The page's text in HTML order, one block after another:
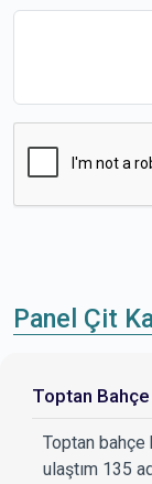
Panel Çit
Toptan Bahçe
Toptan bahçe
ulaştım 135